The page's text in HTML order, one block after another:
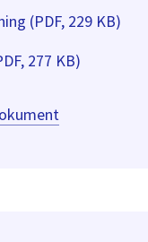
(PDF, 229 KB)
277 KB)